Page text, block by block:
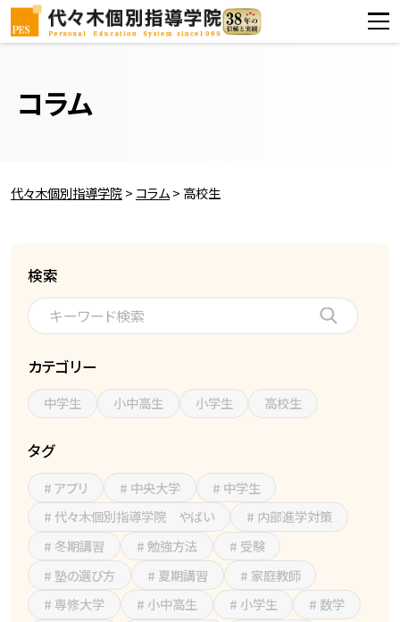
コラム
代々木個別指導学院> コラム> 高校生
検索
カテゴリー
中学生 小中高生 小学生 高校生
タグ
# アプリ # 中央大学
# 中学生
# 代々木個別指導学院 やばい
# 内部進学対策
# 冬期講習
# 勉強方法
# 受験
# 塾の選び方
# 夏期講習
# 家庭教師
# 専修大学
# 小中高生 # 小学生
# 数学